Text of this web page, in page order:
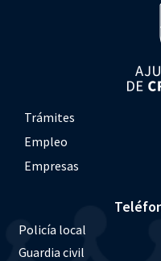
Trámites
Empleo
Empresas
Policía local
Guardia civil